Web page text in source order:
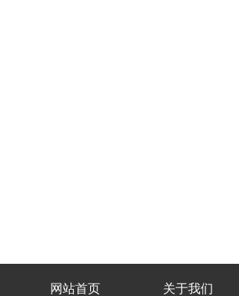
网站首页 关于我们